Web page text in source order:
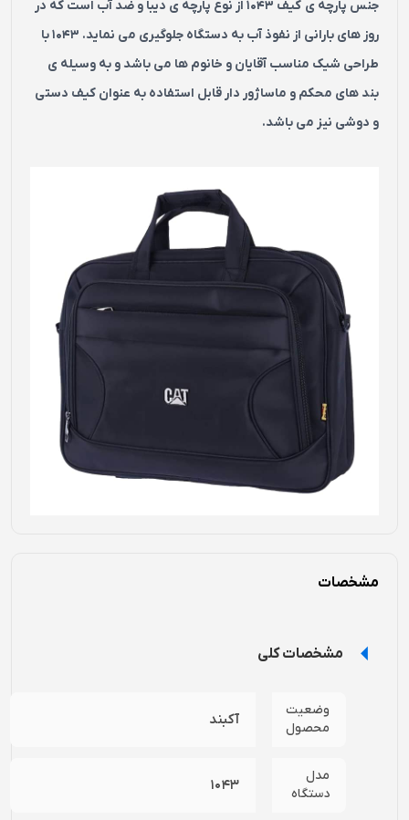
جنس پارچه ی کیف 1043 از نوع پارچه ی دیبا و ضد آب است که در
روز های بارانی از نفوذ آب به دستگاه جلوگیری می نماید. 1043 با
طراحی شیک مناسب آقایان و خانوم ها می باشد و به وسیله ی
بند های محکم و ماساژور دار قابل استفاده به عنوان کیف دستی
و دوشی نیز می باشد.
مشخصات
مشخصات کلی
وضعیت
محصول
آکبند
مدل
دستگاه
1043